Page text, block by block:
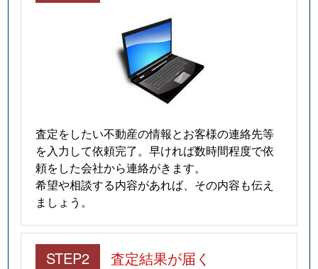
査定をしたい不動産の情報とお客様の連絡先等
を入力して依頼完了。早ければ数時間程度で依
頼をした会社から連絡がきます。
希望や相談する内容があれば、その内容も伝え
ましょう。
STEP2 査定結果が届く